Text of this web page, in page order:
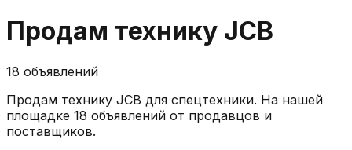
Продам технику JCB
18 объявлений
Продам технику JCB для спецтехники. На нашей
площадке 18 объявлений от продавцов и
поставщиков.